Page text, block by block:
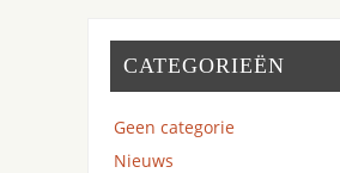
CATEGORIEËN
Geen categorie
Nieuws